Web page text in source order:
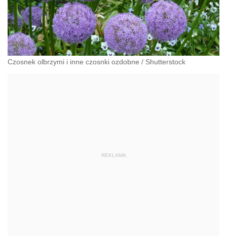
Czosnek olbrzymi i inne czosnki ozdobne / Shutterstock